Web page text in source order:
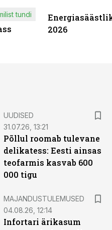
tundi
2026
UUDISED
31.07.26, 13:21
Põllul roomab tulevane
delikatess: Eesti ainsas
teofarmis kasvab 600
000 tigu
MAJANDUSTULEMUSED
04.08.26, 12:14
Infortari ärikasum